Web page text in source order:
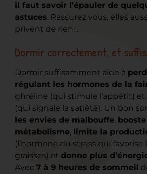
il faut savoir l’épauler de
astuces. Rassurez vous, elles
privent de rien…
Dormir correctement, et
Dormir suffisamment aide à
régulant les hormones de la
ghréline (qui stimule l’appétit)
(qui signale la satiété). Un bon
les envies de malbouffe,
métabolisme, limite la
(l’hormone du stress qui favorise
graisses) et donne plus
Avec 7 à 9 heures de sommeil